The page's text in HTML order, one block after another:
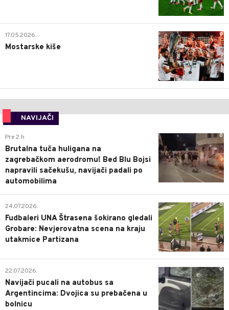
0
17.05.2026.
Mostarske kiše
NAVIJAČI
0
Pre 2 h
Brutalna tuča huligana na
zagrebačkom aerodromu! Bed Blu Bojsi
napravili sačekušu, navijači padali po
automobilima
0
24.07.2026.
Fudbaleri UNA Štrasena šokirano gledali
Grobare: Nevjerovatna scena na kraju
utakmice Partizana
0
22.07.2026.
Navijači pucali na autobus sa
Argentincima: Dvojica su prebačena u
bolnicu